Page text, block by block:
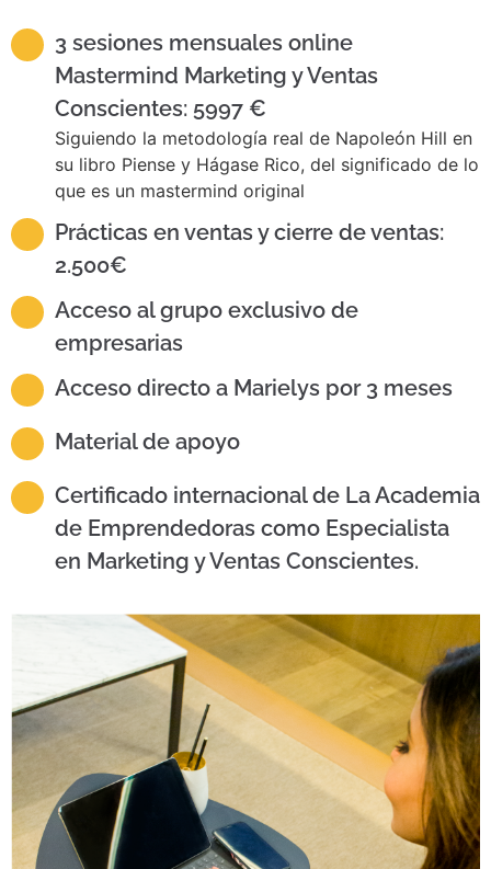
3 sesiones mensuales online
Mastermind Marketing y Ventas
Conscientes: 5997 €
Siguiendo la metodología real de Napoleón Hill en
su libro Piense y Hágase Rico, del significado de lo
que es un mastermind original
Prácticas en ventas y cierre de ventas:
2.500€
Acceso al grupo exclusivo de
empresarias
Acceso directo a Marielys por 3 meses
Material de apoyo
Certificado internacional de La Academia
de Emprendedoras como Especialista
en Marketing y Ventas Conscientes.